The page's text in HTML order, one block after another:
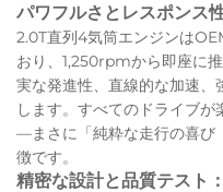
パワフルさとレスポンス
2.0T直列4気筒エンジンは
おり、1,250rpmから即座に
実な発進性、直線的な加速
します。すべてのドライブ
—まさに「純粋な走行の喜
徴です。
精密な設計と品質テスト：